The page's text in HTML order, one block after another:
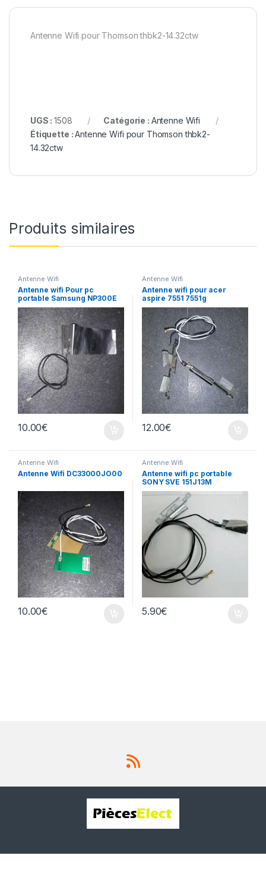
Antenne Wifi pour Thomson thbk2-14.32ctw
UGS :1508 Catégorie : Antenne Wifi
Étiquette :Antenne Wifi pour Thomson thbk2-
14.32ctw
Produits similaires
Antenne Wifi
Antenne wifi Pour pc
portable Samsung NP300E
NP300E5A NP300E5C
10.00€
Antenne Wifi
Antenne wifi pour acer
aspire 7551 7551g
12.00€
Antenne Wifi
Antenne Wifi DC33000JO00
10.00€
Antenne Wifi
Antenne wifi pc portable
SONY SVE 151J13M
5.90€